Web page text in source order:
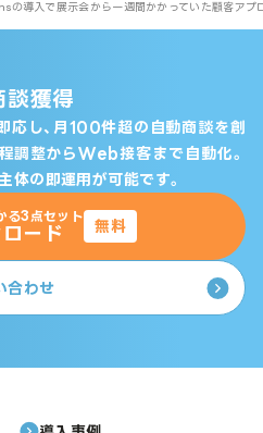
導入で展示会から一週間かかっていた顧客アプ
談獲得
応し、月100件超の自動商談を創
調整からWeb接客まで自動化。
体の即運用が可能です。
る3点セット
ード 無料
合わせ